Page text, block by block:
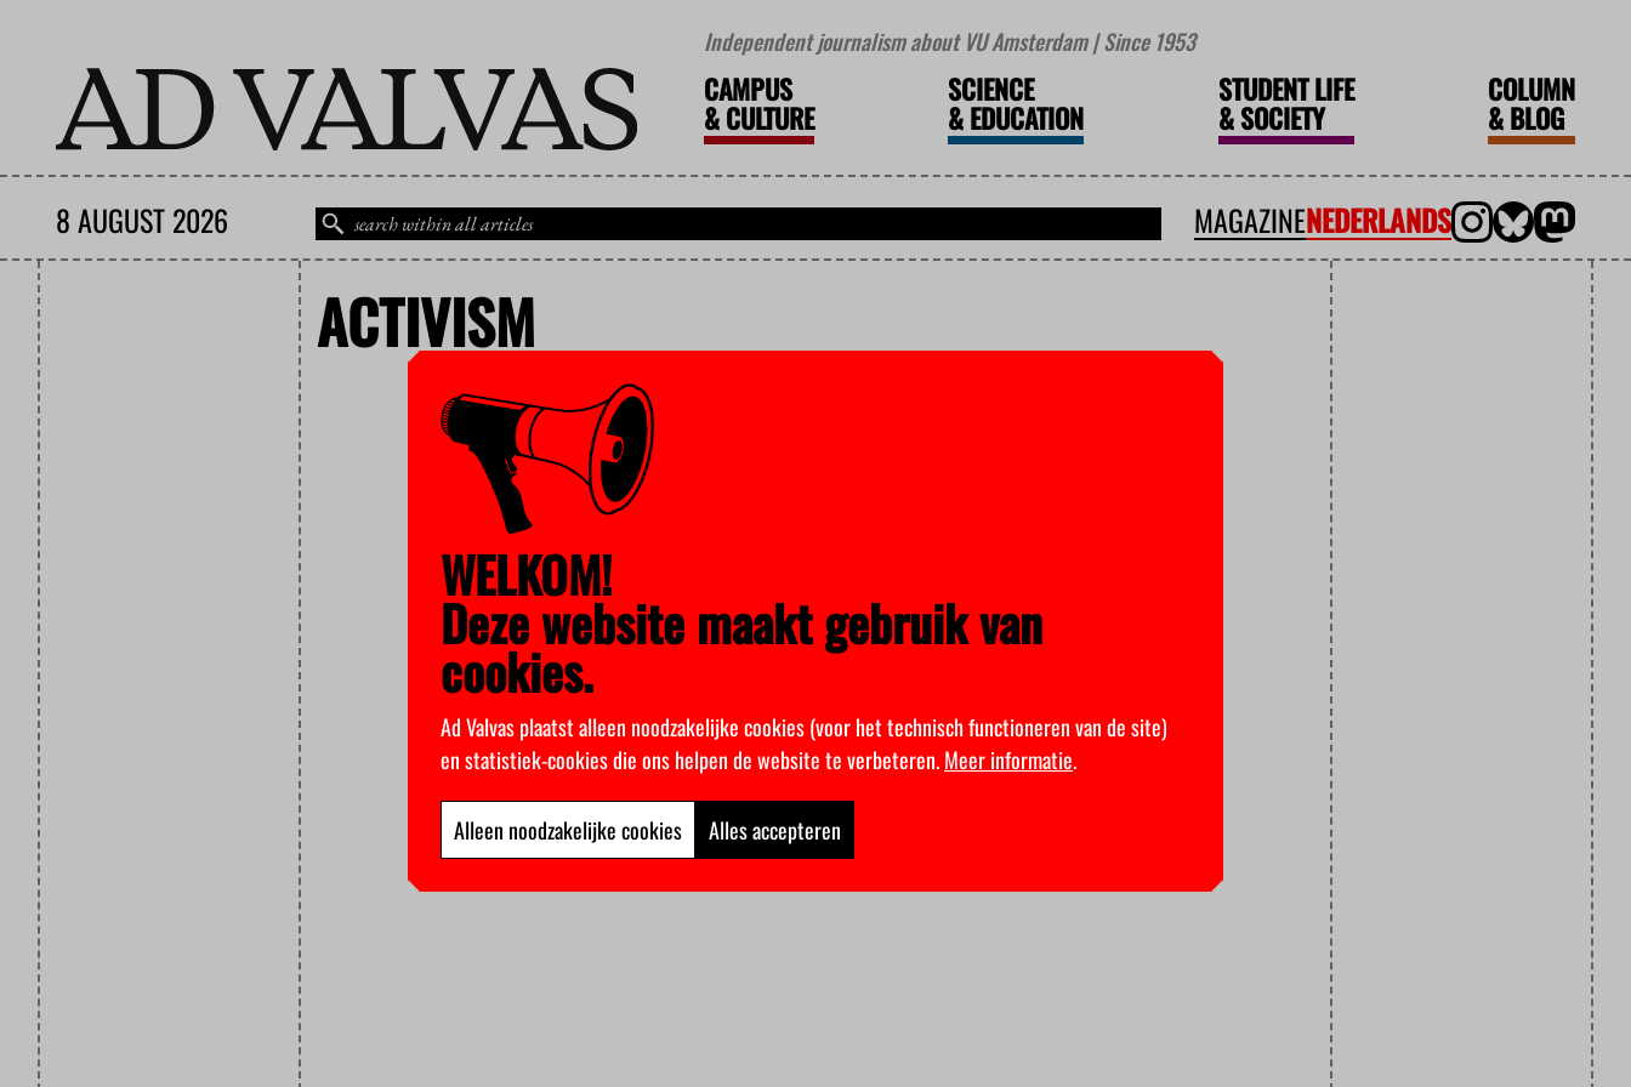
Independent journalism about VU Amsterdam | Since 1953
CAMPUS
&CULTURE
SCIENCE
&EDUCATION
STUDENT LIFE
&SOCIETY
COLUMN
&BLOG
8 AUGUST 2026 MAGAZINENEDERLANDS
ACTIVISM
WELKOM!
Deze website maakt gebruik van
cookies.
Ad Valvas plaatst alleen noodzakelijke cookies (voor het technisch functioneren van de site)
en statistiek-cookies die ons helpen de website te verbeteren.Meer informatie.
Alleen noodzakelijke cookies Alles accepteren